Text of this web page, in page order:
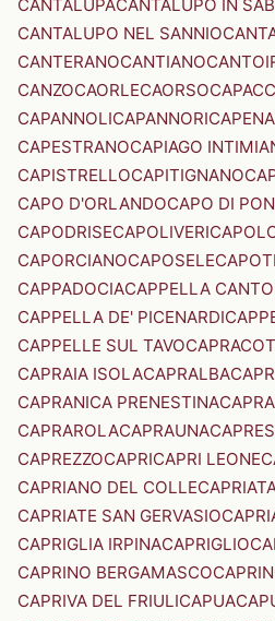
CANTALUPACANTALUPO IN
CANTALUPO NEL SANNIO
CANTERANOCANTIANO
CANZOCAORLECAORSO
CAPANNOLICAPANNORICAPENA
CAPESTRANOCAPIAGO
CAPISTRELLOCAPITIGNANO
CAPO D'ORLANDOCAPO DI
CAPODRISECAPOLIVERI
CAPORCIANOCAPOSELE
CAPPADOCIACAPPELLA
CAPPELLA DE' PICENARDI
CAPPELLE SUL TAVO
CAPRAIA ISOLACAPRALBA
CAPRANICA PRENESTINA
CAPRAROLACAPRAUNA
CAPREZZOCAPRICAPRI LEONE
CAPRIANO DEL COLLE
CAPRIATE SAN GERVASIO
CAPRIGLIA IRPINACAPRIGLIO
CAPRINO BERGAMASCO
CAPRIVA DEL FRIULICAPUA